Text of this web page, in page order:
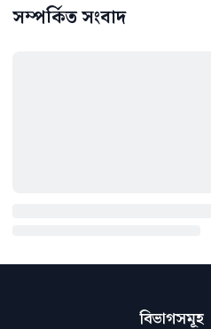
সম্পর্কিত সংবাদ
বিভাগসমূহ